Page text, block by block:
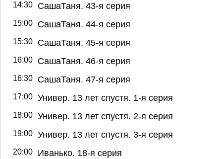
14:30 СашаТаня. 43-я серия
15:00 СашаТаня. 44-я серия
15:30 СашаТаня. 45-я серия
16:00 СашаТаня. 46-я серия
16:30 СашаТаня. 47-я серия
17:00 Универ. 13 лет спустя. 1-я серия
18:00 Универ. 13 лет спустя. 2-я серия
19:00 Универ. 13 лет спустя. 3-я серия
20:00 Иванько. 18-я серия